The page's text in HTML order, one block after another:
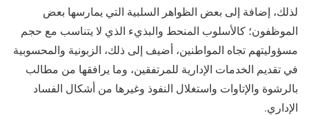
لذلك، إضافة إلى بعض الظواهر السلبية التي يمارسها بعض
الموظفون؛ كالأسلوب المنحط والبذيء الذي لا يتناسب مع حجم
مسؤوليتهم تجاه المواطنين، أضيف إلى ذلك، الزبونية والمحسوبية
في تقديم الخدمات الإدارية للمرتفقين، وما يرافقها من مطالب
بالرشوة والإتاوات واستغلال النفوذ وغيرها من أشكال الفساد
الإداري.